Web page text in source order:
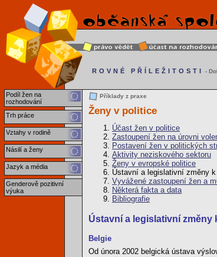
Podíl žen na
rozhodování
Trh práce
Vztahy v rodině
Násilí a ženy
Jazyk a média
Genderově pozitivní
výuka
ROVNÉ PŘÍLEŽITOSTI
-
Příklady z praxe
Ženy v politice
Účast žen v politice
Zastoupení žen na úrovni
Postavení žen v politických
Aktivity neziskového sektoru
Ženy v evropské politice
Ústavní a legislativní změny
Vyvážené zastoupení žen a
Některá fakta a data
Bibliografie
Ústavní a legislativní
Belgie
Od února 2002 belgická ústava